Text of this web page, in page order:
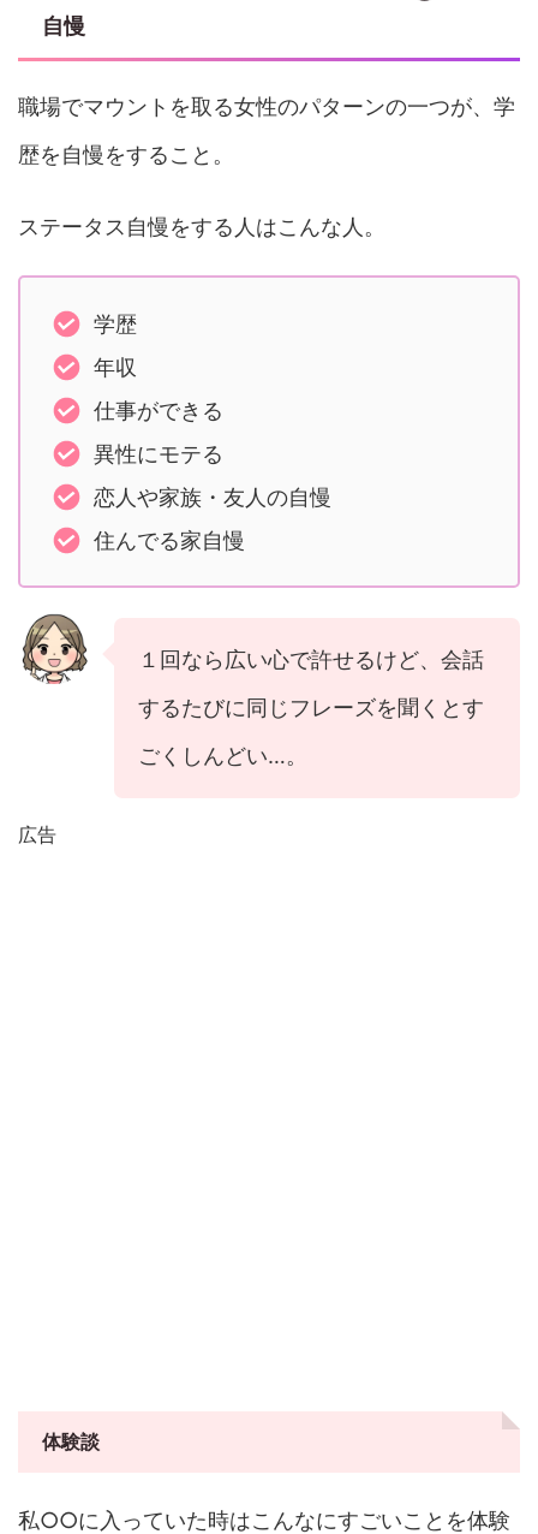
自慢
職場でマウントを取る女性のパターンの一つが、学
歴を自慢をすること。
ステータス自慢をする人はこんな人。
学歴
年収
仕事ができる
異性にモテる
恋人や家族・友人の自慢
住んでる家自慢
１回なら広い心で許せるけど、会話
するたびに同じフレーズを聞くとす
ごくしんどい…。
広告
体験談
私○○に入っていた時はこんなにすごいことを体験